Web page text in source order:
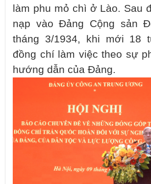
làm phu mỏ chì ở Lào. Sau
nạp vào Đảng Cộng sản
tháng 3/1934, khi mới 18
đồng chí làm việc theo sự
hướng dẫn của Đảng.